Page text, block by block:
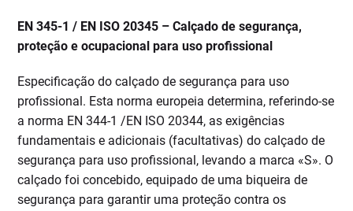
EN 345-1 / EN ISO 20345 – Calçado de segurança,
proteção e ocupacional para uso profissional
Especificação do calçado de segurança para uso
profissional. Esta norma europeia determina, referindo-se
a norma EN 344-1 /EN ISO 20344, as exigências
fundamentais e adicionais (facultativas) do calçado de
segurança para uso profissional, levando a marca «S». O
calçado foi concebido, equipado de uma biqueira de
segurança para garantir uma proteção contra os